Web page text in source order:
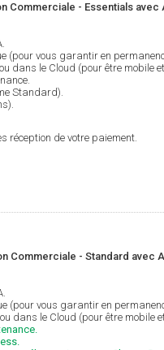
Commerciale - Essentials
(pour vous garantir en
dans le Cloud (pour être mobile
Standard).
réception de votre paiement.
Commerciale - Standard avec
(pour vous garantir en
dans le Cloud (pour être mobile